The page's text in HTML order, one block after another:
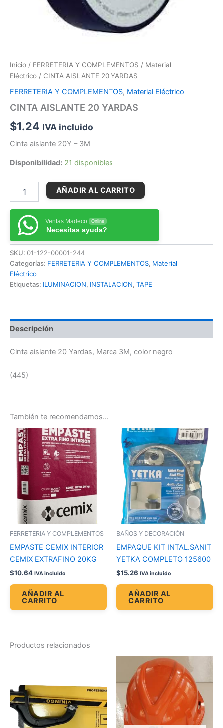
Inicio / FERRETERIA Y COMPLEMENTOS / Material
Eléctrico / CINTA AISLANTE 20 YARDAS
FERRETERIA Y COMPLEMENTOS, Material Eléctrico
CINTA AISLANTE 20 YARDAS
$1.24 IVA incluido
Cinta aislante 20Y – 3M
Disponibilidad: 21 disponibles
AÑADIR AL CARRITO
Ventas Madeco Online
Necesitas ayuda?
SKU: 01-122-00001-244
Categorías: FERRETERIA Y COMPLEMENTOS, Material
Eléctrico
Etiquetas: ILUMINACION, INSTALACION, TAPE
Descripción
Cinta aislante 20 Yardas, Marca 3M, color negro
(445)
También te recomendamos…
FERRETERIA Y COMPLEMENTOS
EMPASTE CEMIX INTERIOR
CEMIX EXTRAFINO 20KG
$10.64 IVA incluido
AÑADIR AL
CARRITO
BAÑOS Y DECORACIÓN
EMPAQUE KIT INTAL.SANIT
YETKA COMPLETO 125600
$15.26 IVA incluido
AÑADIR AL
CARRITO
Productos relacionados